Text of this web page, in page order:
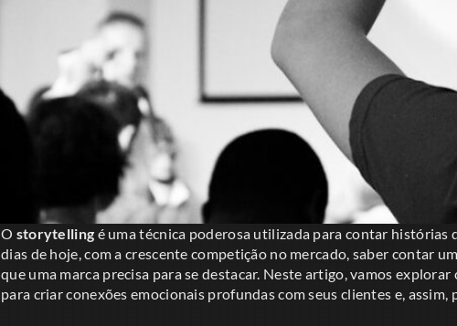
O storytelling é uma técnica poderosa utilizada para contar histórias
dias de hoje, com a crescente competição no mercado, saber contar
que uma marca precisa para se destacar. Neste artigo, vamos
para criar conexões emocionais profundas com seus clientes e, assim,